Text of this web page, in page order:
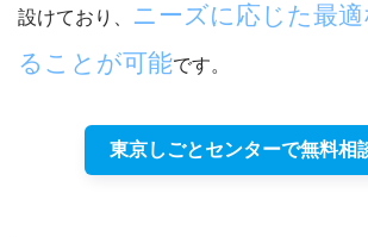
設けており、
ニーズに応じた最
ることが可能です。
東京しごとセンターで無料相